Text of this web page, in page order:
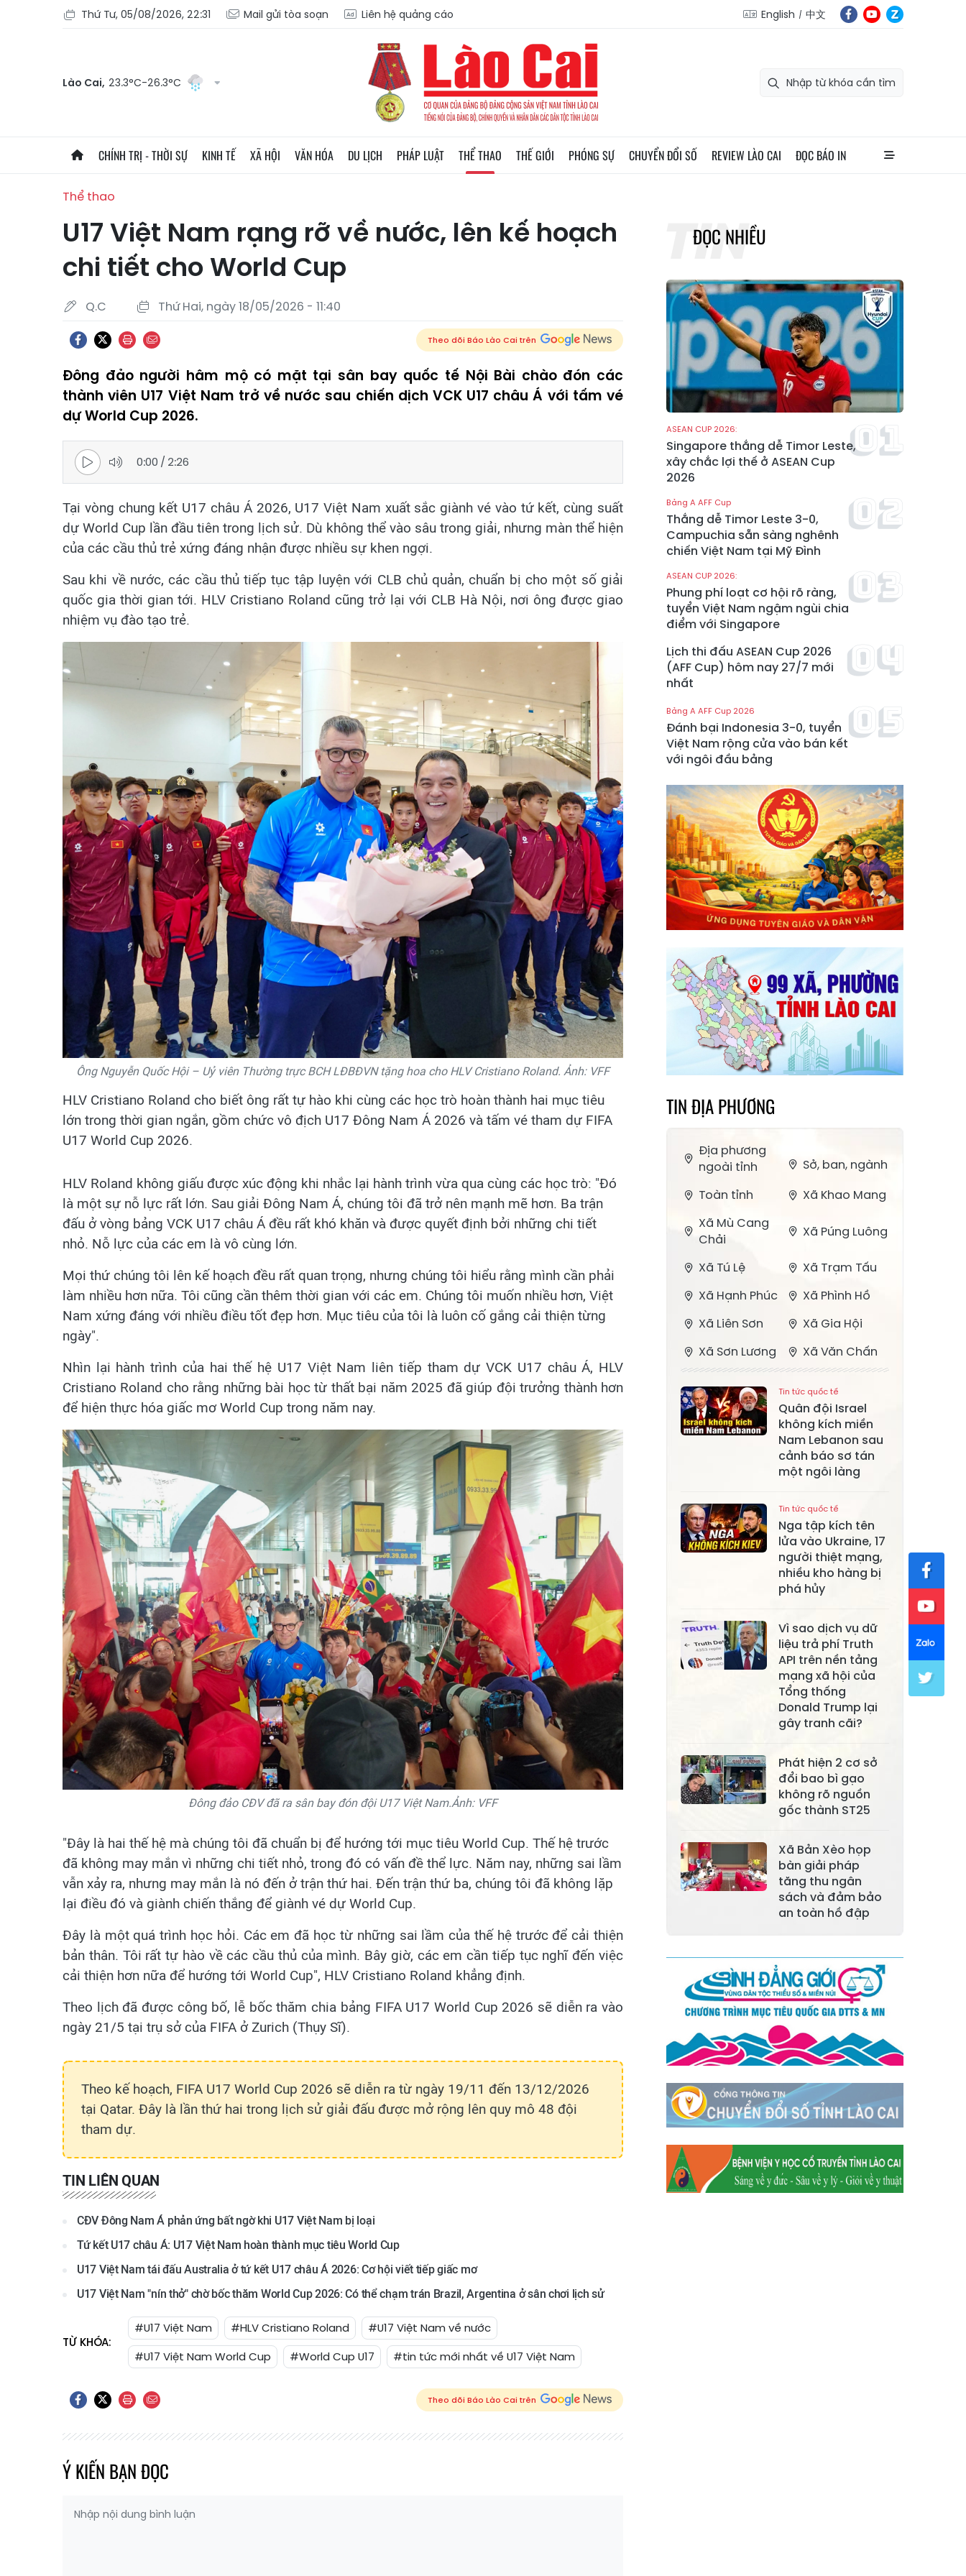
Thứ Tư, 05/08/2026, 22:31 Mail gửi tòa soạn Liên hệ quảng cáo English 中文
Lào Cai, 23.3°C-26.3°C
CHÍNH TRỊ - THỜI SỰ KINH TẾ XÃ HỘI VĂN HÓA DU LỊCH PHÁP LUẬT THỂ THAO THẾ GIỚI PHÓNG SỰ CHUYỂN ĐỔI SỐ REVIEW LÀO CAI ĐỌC BÁO IN
Thể thao
U17 Việt Nam rạng rỡ về nước, lên kế hoạch
chi tiết cho World Cup
Q.C Thứ Hai, ngày 18/05/2026 - 11:40
Theo dõi Báo Lào Cai trên
Đông đảo người hâm mộ có mặt tại sân bay quốc tế Nội Bài chào đón các
thành viên U17 Việt Nam trở về nước sau chiến dịch VCK U17 châu Á với tấm vé
dự World Cup 2026.
0:00 / 2:26
Tại vòng chung kết U17 châu Á 2026, U17 Việt Nam xuất sắc giành vé vào tứ kết, cùng suất
dự World Cup lần đầu tiên trong lịch sử. Dù không thể vào sâu trong giải, nhưng màn thể hiện
của các cầu thủ trẻ xứng đáng nhận được nhiều sự khen ngợi.
Sau khi về nước, các cầu thủ tiếp tục tập luyện với CLB chủ quản, chuẩn bị cho một số giải
quốc gia thời gian tới. HLV Cristiano Roland cũng trở lại với CLB Hà Nội, nơi ông được giao
nhiệm vụ đào tạo trẻ.
Ông Nguyễn Quốc Hội – Uỷ viên Thường trực BCH LĐBĐVN tặng hoa cho HLV Cristiano Roland. Ảnh: VFF
HLV Cristiano Roland cho biết ông rất tự hào khi cùng các học trò hoàn thành hai mục tiêu
lớn trong thời gian ngắn, gồm chức vô địch U17 Đông Nam Á 2026 và tấm vé tham dự FIFA
U17 World Cup 2026.
HLV Roland không giấu được xúc động khi nhắc lại hành trình vừa qua cùng các học trò: "Đó
là một sự nỗ lực rất lớn. Sau giải Đông Nam Á, chúng tôi đã trở nên mạnh mẽ hơn. Ba trận
đấu ở vòng bảng VCK U17 châu Á đều rất khó khăn và được quyết định bởi những chi tiết
nhỏ. Nỗ lực của các em là vô cùng lớn.
Mọi thứ chúng tôi lên kế hoạch đều rất quan trọng, nhưng chúng tôi hiểu rằng mình cần phải
làm nhiều hơn nữa. Tôi cũng cần thêm thời gian với các em. Chúng tôi muốn nhiều hơn, Việt
Nam xứng đáng với nhiều điều tốt đẹp hơn. Mục tiêu của tôi là luôn cố gắng cải thiện từng
ngày".
Nhìn lại hành trình của hai thế hệ U17 Việt Nam liên tiếp tham dự VCK U17 châu Á, HLV
Cristiano Roland cho rằng những bài học từ thất bại năm 2025 đã giúp đội trưởng thành hơn
để hiện thực hóa giấc mơ World Cup trong năm nay.
Đông đảo CĐV đã ra sân bay đón đội U17 Việt Nam.Ảnh: VFF
"Đây là hai thế hệ mà chúng tôi đã chuẩn bị để hướng tới mục tiêu World Cup. Thế hệ trước
đã không may mắn vì những chi tiết nhỏ, trong đó có vấn đề thể lực. Năm nay, những sai lầm
vẫn xảy ra, nhưng may mắn là nó đến ở trận thứ hai. Đến trận thứ ba, chúng tôi đã không lặp
lại điều đó và giành chiến thắng để giành vé dự World Cup.
Đây là một quá trình học hỏi. Các em đã học từ những sai lầm của thế hệ trước để cải thiện
bản thân. Tôi rất tự hào về các cầu thủ của mình. Bây giờ, các em cần tiếp tục nghĩ đến việc
cải thiện hơn nữa để hướng tới World Cup", HLV Cristiano Roland khẳng định.
Theo lịch đã được công bố, lễ bốc thăm chia bảng FIFA U17 World Cup 2026 sẽ diễn ra vào
ngày 21/5 tại trụ sở của FIFA ở Zurich (Thụy Sĩ).
Theo kế hoạch, FIFA U17 World Cup 2026 sẽ diễn ra từ ngày 19/11 đến 13/12/2026
tại Qatar. Đây là lần thứ hai trong lịch sử giải đấu được mở rộng lên quy mô 48 đội
tham dự.
TIN LIÊN QUAN
CĐV Đông Nam Á phản ứng bất ngờ khi U17 Việt Nam bị loại
Tứ kết U17 châu Á: U17 Việt Nam hoàn thành mục tiêu World Cup
U17 Việt Nam tái đấu Australia ở tứ kết U17 châu Á 2026: Cơ hội viết tiếp giấc mơ
U17 Việt Nam "nín thở" chờ bốc thăm World Cup 2026: Có thể chạm trán Brazil, Argentina ở sân chơi lịch sử
TỪ KHÓA:
#U17 Việt Nam #HLV Cristiano Roland
#U17 Việt Nam về nước
#U17 Việt Nam World Cup
#World Cup U17 #tin tức mới nhất về U17 Việt Nam
Theo dõi Báo Lào Cai trên
Ý KIẾN BẠN ĐỌC
ĐỌC NHIỀU
ASEAN CUP 2026:
Singapore thắng dễ Timor Leste,
xây chắc lợi thế ở ASEAN Cup
2026
Bảng A AFF Cup
Thắng dễ Timor Leste 3-0,
Campuchia sẵn sàng nghênh
chiến Việt Nam tại Mỹ Đình
ASEAN CUP 2026:
Phung phí loạt cơ hội rõ ràng,
tuyển Việt Nam ngậm ngùi chia
điểm với Singapore
Lịch thi đấu ASEAN Cup 2026
(AFF Cup) hôm nay 27/7 mới
nhất
Bảng A AFF Cup 2026
Đánh bại Indonesia 3-0, tuyển
Việt Nam rộng cửa vào bán kết
với ngôi đầu bảng
TIN ĐỊA PHƯƠNG
Địa phương
ngoài tỉnh
Sở, ban, ngành
Toàn tỉnh
Xã Khao Mang
Xã Mù Cang
Chải
Xã Púng Luông
Xã Tú Lệ
Xã Trạm Tấu
Xã Hạnh Phúc
Xã Phình Hồ
Xã Liên Sơn
Xã Gia Hội
Xã Sơn Lương
Xã Văn Chấn
Bằng La
Xã Chấn Thịnh
Xã Nghĩa Tâm
Xã Phong Dụ
Hạ
Xã Lâm Giang
Cuông
Xã Tân Hợp
Xã Mậu A Xã Xuân Ái
Xã Lâm
Thượng
Xã Khánh Hòa
Xã Phúc Lợi
Xã Mường Lai
Xã Cảm Nhân
Xã Thác Bà
Xã Bảo Ái
Xã Trấn Yên
Xã Hưng
Khánh
Xã Lương
Xã Việt Hồng
Xã Quy Mông
Xã Cốc San
Xã Hợp Thành
Xã Phong Hải
Xã Bảo Thắng
Xã Mường
Hum
Xã Dền Sáng
Xã Y Tý
Xã A Mú Sung
Xã Trịnh Tường
Xã Nậm Chày
Xã Võ Lao
Xã Khánh Yên
Xã Văn Bàn
Xã Dương Quỳ
Xã Chiềng Ken
Xã Minh Lương
Xã Nậm Chảy
Xã Bảo Yên
Tin tức quốc tế
Quân đội Israel
không kích miền
Nam Lebanon sau
cảnh báo sơ tán
một ngôi làng
Tin tức quốc tế
Nga tập kích tên
lửa vào Ukraine, 17
người thiệt mạng,
nhiều kho hàng bị
phá hủy
Vì sao dịch vụ dữ
liệu trả phí Truth
API trên nền tảng
mạng xã hội của
Tổng thống
Donald Trump lại
gây tranh cãi?
Phát hiện 2 cơ sở
đổi bao bì gạo
không rõ nguồn
gốc thành ST25
Xã Bản Xèo họp
bàn giải pháp
tăng thu ngân
sách và đảm bảo
an toàn hồ đập